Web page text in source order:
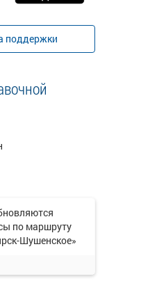
поддержки
по маршруту
Шушенское»